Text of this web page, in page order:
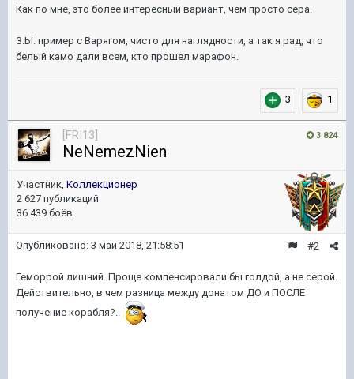
Как по мне, это более интересный вариант, чем просто сера.
З.Ы. пример с Варягом, чисто для наглядности, а так я рад, что
белый камо дали всем, кто прошел марафон.
3 1
3 824
[FRI13]
NeNemezNien
Участник, Коллекционер
2 627 публикаций
36 439 боёв
#2
Опубликовано: 3 май 2018, 21:58:51
Геморрой лишний. Проще компенсировали бы голдой, а не серой.
Действительно, в чем разница между донатом ДО и ПОСЛЕ
получение корабля?..